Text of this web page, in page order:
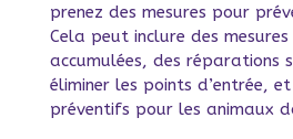
prenez des mesures pour
Cela peut inclure des mesures
accumulées, des réparations
éliminer les points d’entrée,
préventifs pour les animaux